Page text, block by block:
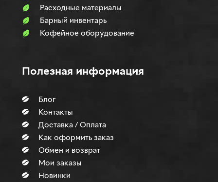
Расходные материалы
Барный инвентарь
Кофейное оборудование
Полезная информация
Блог
Контакты
Доставка / Оплата
Как оформить заказ
Обмен и возврат
Мои заказы
Новинки